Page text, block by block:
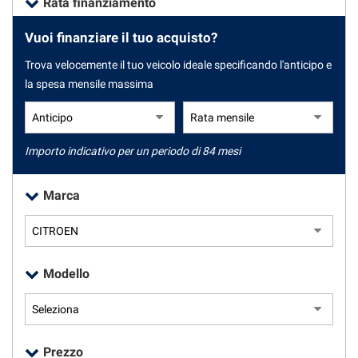
CONTATTI
NEWS
NEWS
Vuoi finanziare il tuo acquisto?
Trova velocemente il tuo veicolo ideale specificando l'anticipo e
la spesa mensile massima
Importo indicativo per un periodo di 84 mesi
Marca
Modello
Prezzo
tracciamento
adottiamo
offrire
le
funzionalità
svolgere
le
seguito
descritte.
Per
ottenere
informazioni
sull'utilità
sul